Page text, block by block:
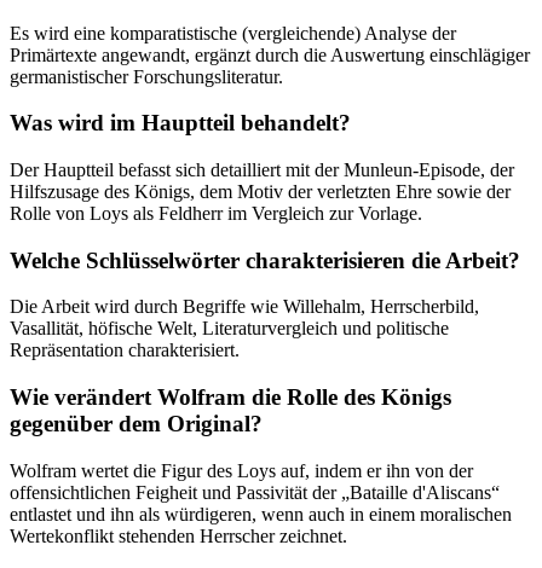
Es wird eine komparatistische (vergleichende) Analyse der
Primärtexte angewandt, ergänzt durch die Auswertung einschlägiger
germanistischer Forschungsliteratur.
Was wird im Hauptteil behandelt?
Der Hauptteil befasst sich detailliert mit der Munleun-Episode, der
Hilfszusage des Königs, dem Motiv der verletzten Ehre sowie der
Rolle von Loys als Feldherr im Vergleich zur Vorlage.
Welche Schlüsselwörter charakterisieren die Arbeit?
Die Arbeit wird durch Begriffe wie Willehalm, Herrscherbild,
Vasallität, höfische Welt, Literaturvergleich und politische
Repräsentation charakterisiert.
Wie verändert Wolfram die Rolle des Königs
gegenüber dem Original?
Wolfram wertet die Figur des Loys auf, indem er ihn von der
offensichtlichen Feigheit und Passivität der „Bataille d'Aliscans“
entlastet und ihn als würdigeren, wenn auch in einem moralischen
Wertekonflikt stehenden Herrscher zeichnet.